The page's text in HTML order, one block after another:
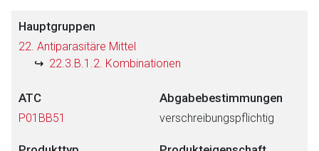
Hauptgruppen
22. Antiparasitäre Mittel
22.3.B.1.2. Kombinationen
ATC
P01BB51
Abgabebestimmungen
verschreibungspflichtig